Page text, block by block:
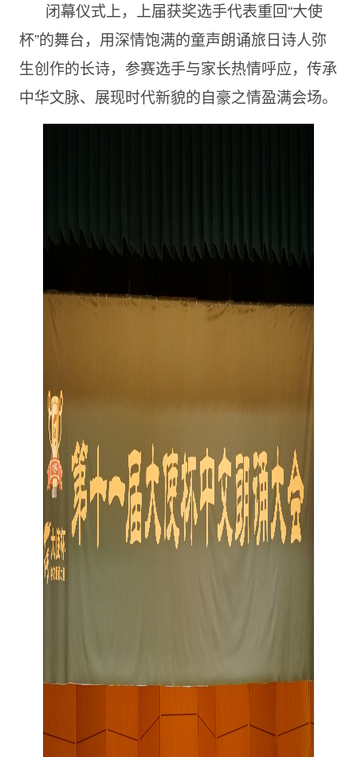
闭幕仪式上，上届获奖选手代表重回“大使
杯”的舞台，用深情饱满的童声朗诵旅日诗人弥
生创作的长诗，参赛选手与家长热情呼应，传承
中华文脉、展现时代新貌的自豪之情盈满会场。